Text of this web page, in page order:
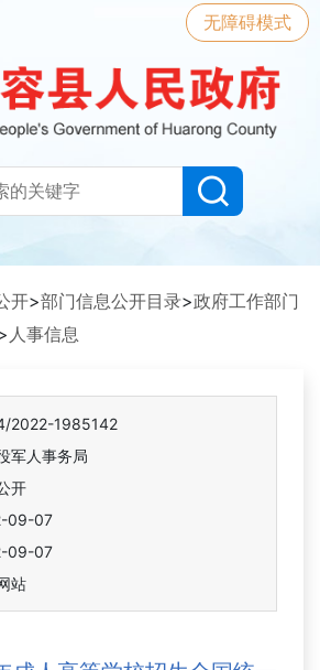
无障碍模式
开>部门信息公开目录>政府工作部门
人事信息
2022-1985142
军人事务局
开
09-07
09-07
站